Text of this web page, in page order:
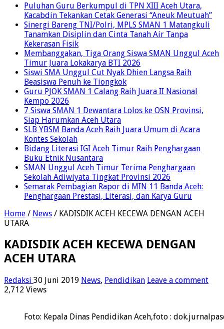
Puluhan Guru Berkumpul di TPN XIII Aceh Utara,
Kacabdin Tekankan Cetak Generasi “Aneuk Meutuah”
Sinergi Bareng TNI/Polri, MPLS SMAN 1 Matangkuli
Tanamkan Disiplin dan Cinta Tanah Air Tanpa
Kekerasan Fisik
Membanggakan, Tiga Orang Siswa SMAN Unggul Aceh
Timur Juara Lokakarya BTI 2026
Siswi SMA Unggul Cut Nyak Dhien Langsa Raih
Beasiswa Penuh ke Tiongkok
Guru PJOK SMAN 1 Calang Raih Juara II Nasional
Kempo 2026
7 Siswa SMAN 1 Dewantara Lolos ke OSN Provinsi,
Siap Harumkan Aceh Utara
SLB YBSM Banda Aceh Raih Juara Umum di Acara
Kontes Sekolah
Bidang Literasi IGI Aceh Timur Raih Penghargaan
Buku Etnik Nusantara
SMAN Unggul Aceh Timur Terima Penghargaan
Sekolah Adiwiyata Tingkat Provinsi 2026
Semarak Pembagian Rapor di MIN 11 Banda Aceh:
Penghargaan Prestasi, Literasi, dan Karya Guru
Home / News / KADISDIK ACEH KECEWA DENGAN ACEH
UTARA
KADISDIK ACEH KECEWA DENGAN
ACEH UTARA
Redaksi 30 Juni 2019 News, Pendidikan Leave a comment
2,712 Views
Foto: Kepala Dinas Pendidikan Aceh,foto :